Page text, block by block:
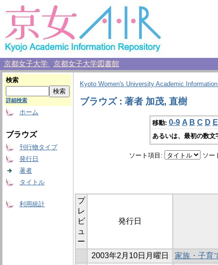
京都女子大学 京都女子大学図書館
検索
詳細検索
ホーム
ブラウズ
刊行物タイプ
発行日
著者
タイトル
利用統計
Kyoto Women's University Academic
ブラウズ : 著者 加茂, 直樹
移動: 0-9 A B C D E
あるいは、最初の数
ソート項目: ソー
プ
レ
ビ
ュ
ー
発行日
2003年2月10日月曜日
家族・子育